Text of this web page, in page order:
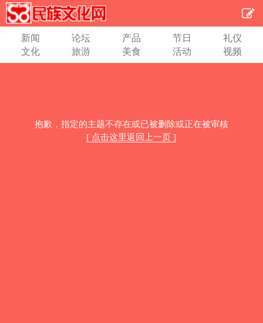
新闻 论坛 产品 节日
礼仪
文化
旅游 美食 活动 视频
抱歉，指定的主题不存在或已被删除或正在被审核
[ 点击这里返回上一页 ]